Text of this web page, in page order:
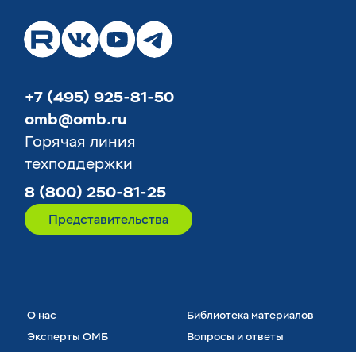
+7 (495) 925-81-50
omb@omb.ru
Горячая линия
техподдержки
8 (800) 250-81-25
Представительства
О нас
Эксперты ОМБ
Библиотека материалов
Вопросы и ответы